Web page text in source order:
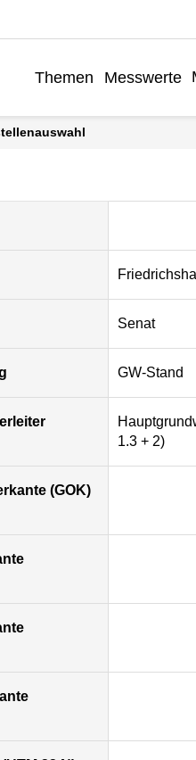
Themen Messwerte
Senat
GW-Stand
1.3 + 2)
(GOK)